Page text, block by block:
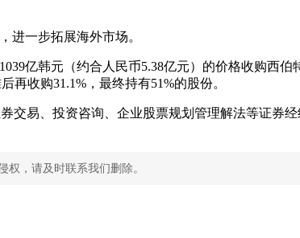
进一步拓展海外市场。
亿韩元（约合人民币5.38亿元）的价格收购西
再收购31.1%，最终持有51%的股份。
交易、投资咨询、企业股票规划管理解法等证券
，请及时联系我们删除。